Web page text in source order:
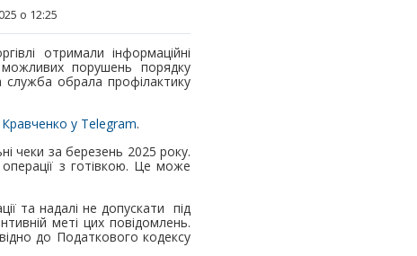
о 12:25
отримали інформаційні
порушень порядку
служба обрала профілактику
у Telegram.
чеки за березень 2025 року.
з готівкою. Це може
та надалі не допускати під
меті цих повідомлень.
до Податкового кодексу